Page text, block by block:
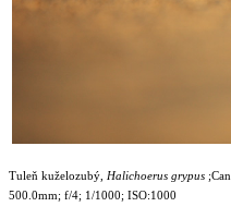
Tuleň kuželozubý, Halichoerus grypus
500.0mm; f/4; 1/1000; ISO:1000